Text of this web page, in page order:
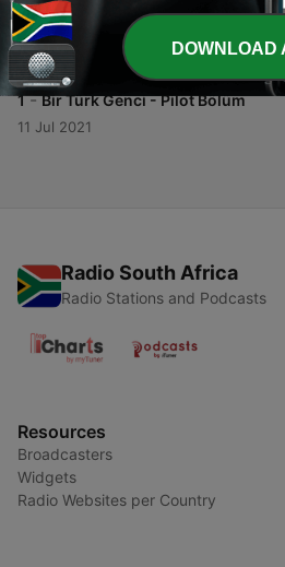
2 - Bir Türk Genci - 1. Sezon 1.
Geçiş Süreci''
11 Jul 2021
1 - Bir Türk Genci - Pilot Bölüm
11 Jul 2021
Radio South Africa
Radio Stations and Podcasts
Resources
Broadcasters
Widgets
Radio Websites per Country
DOWNLOAD